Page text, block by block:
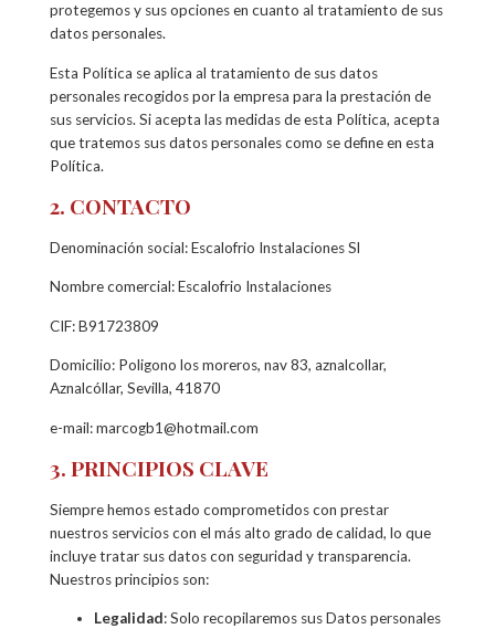
protegemos y sus opciones en cuanto al tratamiento de sus
datos personales.
Esta Política se aplica al tratamiento de sus datos
personales recogidos por la empresa para la prestación de
sus servicios. Si acepta las medidas de esta Política, acepta
que tratemos sus datos personales como se define en esta
Política.
2. CONTACTO
Denominación social: Escalofrio Instalaciones Sl
Nombre comercial: Escalofrio Instalaciones
CIF: B91723809
Domicilio: Poligono los moreros, nav 83, aznalcollar,
Aznalcóllar, Sevilla, 41870
e-mail: marcogb1@hotmail.com
3. PRINCIPIOS CLAVE
Siempre hemos estado comprometidos con prestar
nuestros servicios con el más alto grado de calidad, lo que
incluye tratar sus datos con seguridad y transparencia.
Nuestros principios son:
Legalidad: Solo recopilaremos sus Datos personales